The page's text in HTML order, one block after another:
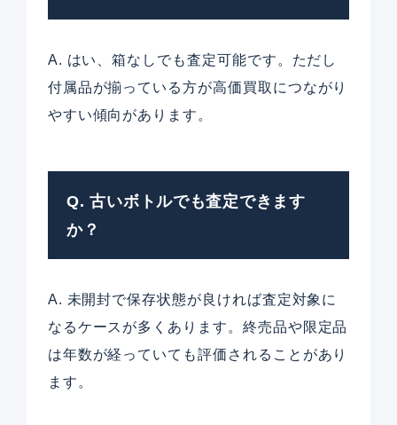
A. はい、箱なしでも査定可能です。ただし
付属品が揃っている方が高価買取につながり
やすい傾向があります。
Q. 古いボトルでも査定できます
か？
A. 未開封で保存状態が良ければ査定対象に
なるケースが多くあります。終売品や限定品
は年数が経っていても評価されることがあり
ます。